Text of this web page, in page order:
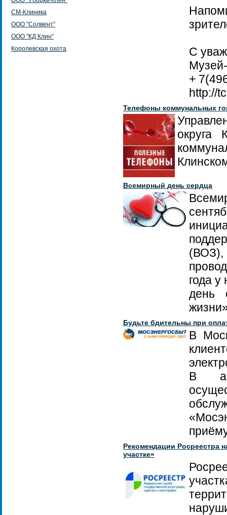
СМ-Клиника
ООО "Солвент"
ООО "КД Клин"
Королевская охота
С
+
http://
Телефоны коммунальных
округа
Всемирный день сердца
года
день
Будьте бдительны при
В
В
Рекомендации Росреестра
участке»